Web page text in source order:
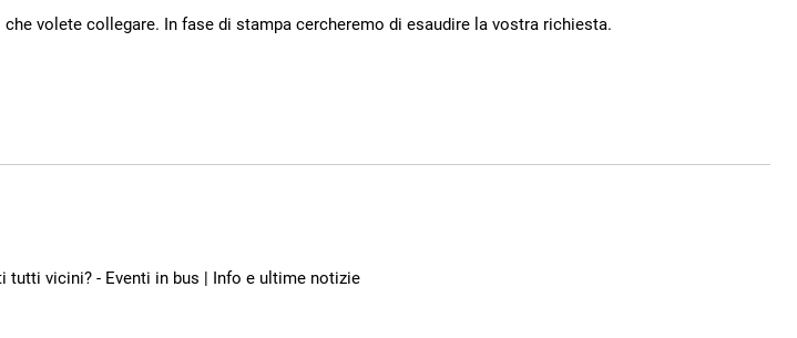
volete collegare. In fase di stampa cercheremo di esaudire la vostra richiesta.
tutti vicini? - Eventi in bus | Info e ultime notizie